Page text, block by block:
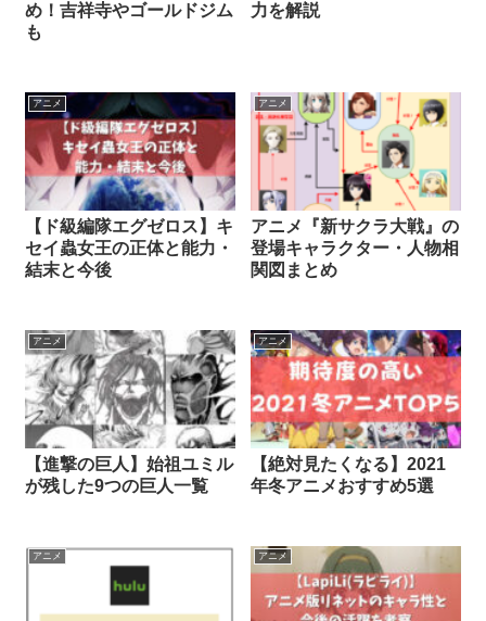
め！吉祥寺やゴールドジム
も
力を解説
アニメ
【ド級編隊エグゼロス】キ
セイ蟲女王の正体と能力・
結末と今後
アニメ
アニメ『新サクラ大戦』の
登場キャラクター・人物相
関図まとめ
アニメ
【進撃の巨人】始祖ユミル
が残した9つの巨人一覧
アニメ
【絶対見たくなる】2021
年冬アニメおすすめ5選
アニメ アニメ